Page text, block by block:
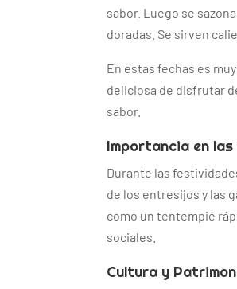
sabor. Luego se
doradas. Se sirven
En estas fechas es
deliciosa de disfrutar
sabor.
Importancia en
Durante las
de los entresijos y las
como un tentempié
sociales.
Cultura y